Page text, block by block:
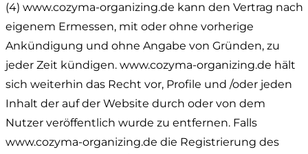
(4) www.cozyma-organizing.de kann den Vertrag nach
eigenem Ermessen, mit oder ohne vorherige
Ankündigung und ohne Angabe von Gründen, zu
jeder Zeit kündigen. www.cozyma-organizing.de hält
sich weiterhin das Recht vor, Profile und /oder jeden
Inhalt der auf der Website durch oder von dem
Nutzer veröffentlich wurde zu entfernen. Falls
www.cozyma-organizing.de die Registrierung des